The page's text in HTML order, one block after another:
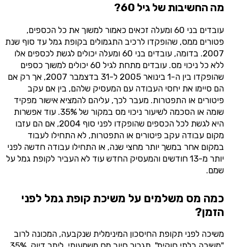
מה החשיבות של גיל 60?
עובדים בני 60 ומעלה זכאים כאמור למשוך את כל הכספים,
פטורים ממס, שהופקדו לרכיב התגמולים בקופת גמל עד סוף שנת
2007. בדומה, עובדים בני 60 ומעלה יכולים לגשת לכספים אלו
ללא כל ניכוי מס. עובדים מתחת לגיל 60 יכולים למשוך כספים
שהופקדו בין ה-1 בינואר 2005 ל-31 בדצמבר 2007, אך רק אם
הם סיימו את יחסי העבודה עם המעסיק שלהם, בין אם עקב
פיטורים או התפטרות. מעבר לכך, עליהם להמציא אישור מפקיד
שומה או הסכמה לשיעור ניכוי מס במקור של 35%. עוד אפשרות
היא לגשת לכל הכספים שהופקדו לפני סוף 2004, אם הם עזבו
מקום עבודה עקב פיטורים או התפטרות, לא התחילו לעבוד
במקום אחר במשך יותר מחצי שנה, או התחילו עבודה חדשה לפני
יותר מ-13 חודשים והמעסיק החדש עוד לא העביר לקופת גמל על
שמם.
כמה מס משלמים על משיכת קופת גמל לפני
הזמן?
משיכה לפני תקופת החיסכון המינימלית שנקבעה, המכונה לרוב